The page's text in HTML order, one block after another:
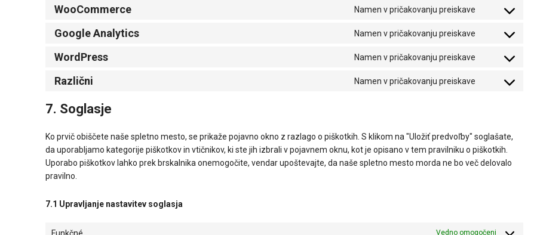
WooCommerce Namen v pričakovanju preiskave
Google Analytics Namen v pričakovanju preiskave
WordPress Namen v pričakovanju preiskave
Različni Namen v pričakovanju preiskave
7. Soglasje
Ko prvič obiščete naše spletno mesto, se prikaže pojavno okno z razlago o piškotkih. S klikom na "Uložiť predvoľby" soglašate,
da uporabljamo kategorije piškotkov in vtičnikov, ki ste jih izbrali v pojavnem oknu, kot je opisano v tem pravilniku o piškotkih.
Uporabo piškotkov lahko prek brskalnika onemogočite, vendar upoštevajte, da naše spletno mesto morda ne bo več delovalo
pravilno.
7.1 Upravljanje nastavitev soglasja
Funkčné Vedno omogočeni